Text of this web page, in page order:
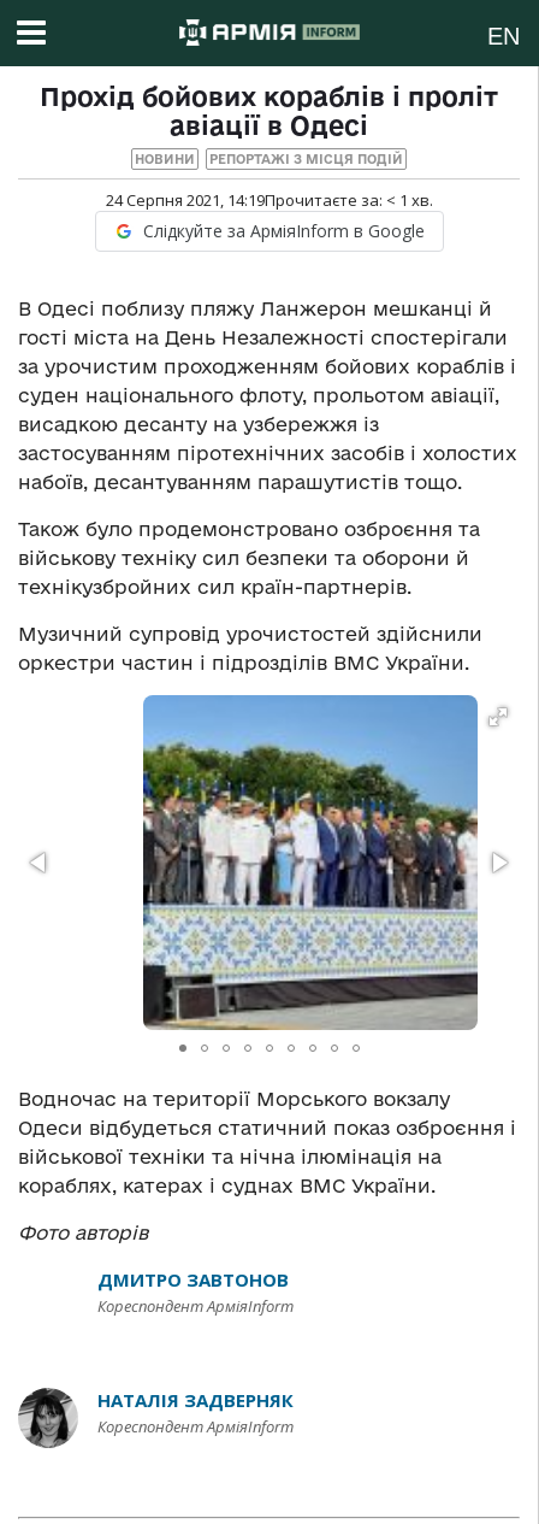
EN
Прохід бойових кораблів і проліт
авіації в Одесі
НОВИНИ РЕПОРТАЖІ З МІСЦЯ ПОДІЙ
24 Серпня 2021, 14:19Прочитаєте за: < 1 хв.
Слідкуйте за АрміяInform в Google
В Одесі поблизу пляжу Ланжерон мешканці й
гості міста на День Незалежності спостерігали
за урочистим проходженням бойових кораблів і
суден національного флоту, прольотом авіації,
висадкою десанту на узбережжя із
застосуванням піротехнічних засобів і холостих
набоїв, десантуванням парашутистів тощо.
Також було продемонстровано озброєння та
військову техніку сил безпеки та оборони й
технікузбройних сил країн-партнерів.
Музичний супровід урочистостей здійснили
оркестри частин і підрозділів ВМС України.
Водночас на території Морського вокзалу
Одеси відбудеться статичний показ озброєння і
військової техніки та нічна ілюмінація на
кораблях, катерах і суднах ВМС України.
Фото авторів
ДМИТРО ЗАВТОНОВ
Кореспондент АрміяInform
НАТАЛІЯ ЗАДВЕРНЯК
Кореспондент АрміяInform